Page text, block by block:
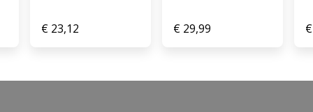
€ 23,12 €29,99 €